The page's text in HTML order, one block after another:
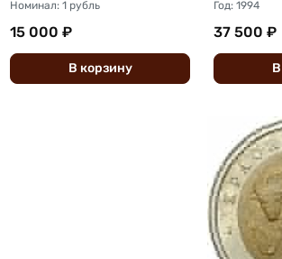
Номинал: 1 рубль
15 000 ₽
В корзину
Год: 1994
37 500 ₽
В